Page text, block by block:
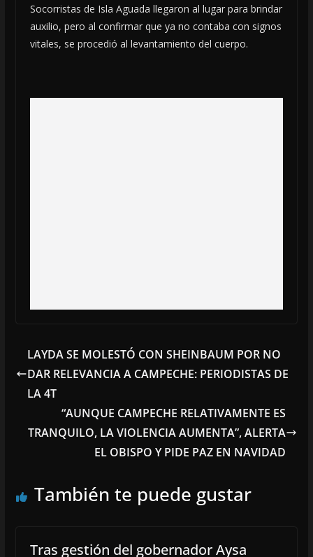
Socorristas de Isla Aguada llegaron al lugar para brindar
auxilio, pero al confirmar que ya no contaba con signos
vitales, se procedió al levantamiento del cuerpo.
LAYDA SE MOLESTÓ CON SHEINBAUM POR NO
DAR RELEVANCIA A CAMPECHE: PERIODISTAS DE
LA 4T
“AUNQUE CAMPECHE RELATIVAMENTE ES
TRANQUILO, LA VIOLENCIA AUMENTA”, ALERTA
EL OBISPO Y PIDE PAZ EN NAVIDAD
También te puede gustar
Tras gestión del gobernador Aysa